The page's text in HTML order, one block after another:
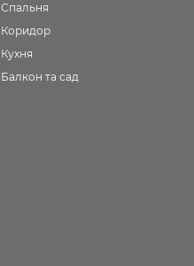
Спальня
Коридор
Кухня
Балкон та сад